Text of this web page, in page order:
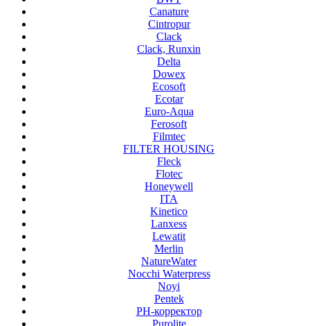
Canature
Cintropur
Clack
Clack, Runxin
Delta
Dowex
Ecosoft
Ecotar
Euro-Aqua
Ferosoft
Filmtec
FILTER HOUSING
Fleck
Flotec
Honeywell
ITA
Kinetico
Lanxess
Lewatit
Merlin
NatureWater
Nocchi Waterpress
Noyi
Pentek
PH-корректор